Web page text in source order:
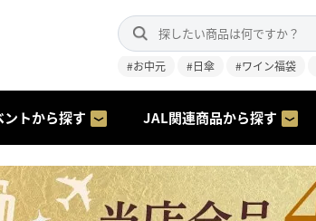
#お中元 #日傘 #ワイン福袋
ントから探す JAL関連商品から探す